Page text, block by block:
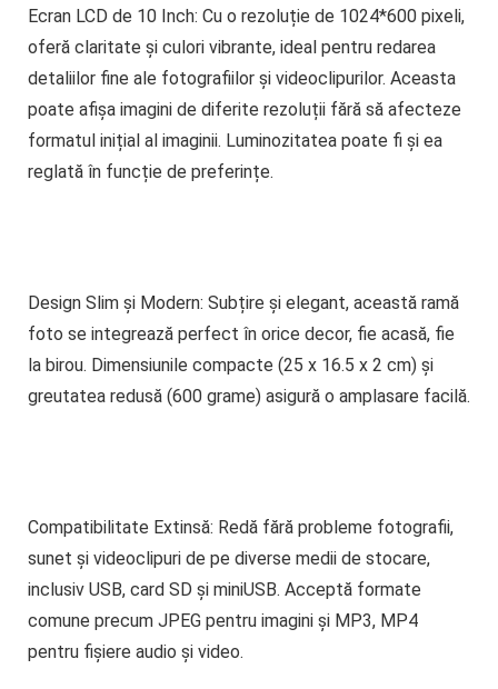
Ecran LCD de 10 Inch: Cu o rezoluție de 1024*600 pixeli,
oferă claritate și culori vibrante, ideal pentru redarea
detaliilor fine ale fotografiilor și videoclipurilor. Aceasta
poate afișa imagini de diferite rezoluții fără să afecteze
formatul inițial al imaginii. Luminozitatea poate fi și ea
reglată în funcție de preferințe.
Design Slim și Modern: Subțire și elegant, această ramă
foto se integrează perfect în orice decor, fie acasă, fie
la birou. Dimensiunile compacte (25 x 16.5 x 2 cm) și
greutatea redusă (600 grame) asigură o amplasare facilă.
Compatibilitate Extinsă: Redă fără probleme fotografii,
sunet și videoclipuri de pe diverse medii de stocare,
inclusiv USB, card SD și miniUSB. Acceptă formate
comune precum JPEG pentru imagini și MP3, MP4
pentru fișiere audio și video.